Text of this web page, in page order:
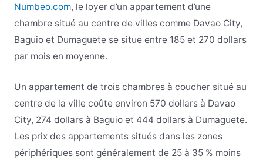
Numbeo.com, le loyer d’un appartement d’une
chambre situé au centre de villes comme Davao City,
Baguio et Dumaguete se situe entre 185 et 270 dollars
par mois en moyenne.
Un appartement de trois chambres à coucher situé au
centre de la ville coûte environ 570 dollars à Davao
City, 274 dollars à Baguio et 444 dollars à Dumaguete.
Les prix des appartements situés dans les zones
périphériques sont généralement de 25 à 35 % moins